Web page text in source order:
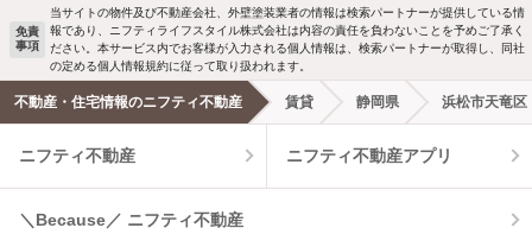
洗濯機置場あり 独立洗面台
エアコンあり 都市ガス
温水洗浄便座 オートロック
コンロ2口以上
免責
事項
当サイトの物件及び不動産会社、外壁塗装業者の情報は検索パートナーが提供している情
報であり、ニフティライフスタイル株式会社は内容の責任を負わないことを予めご了承く
ださい。本サービス内でお客様が入力される個人情報は、検索パートナーが取得し、同社
の定める個人情報規約に従って取り扱われます。
不動産・住宅情報のニフティ不動産 賃貸 静岡県 浜松市天竜区
ニフティ不動産 ニフティ不動産アプリ
＼Because／ ニフティ不動産